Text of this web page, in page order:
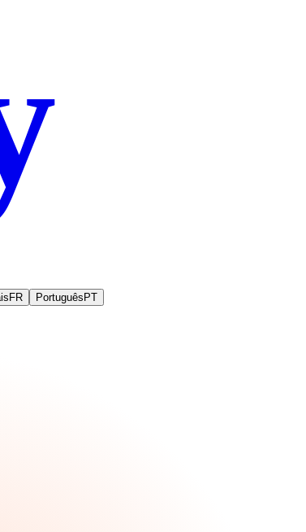
.com
FR PortuguêsPT